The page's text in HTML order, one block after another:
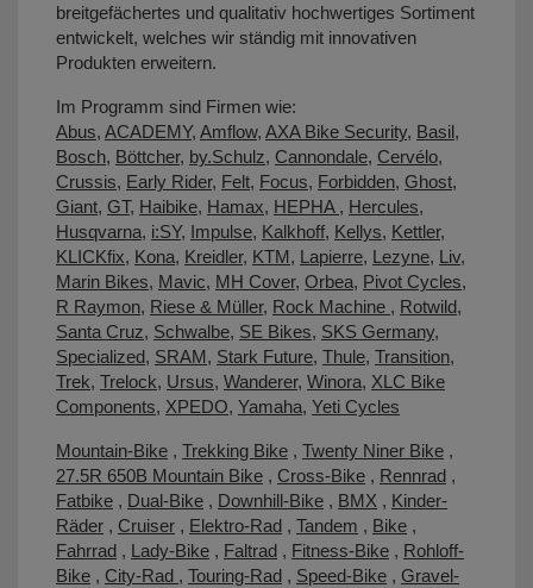
breitgefächertes und qualitativ hochwertiges Sortiment
entwickelt, welches wir ständig mit innovativen
Produkten erweitern.
Im Programm sind Firmen wie:
Abus, ACADEMY, Amflow, AXA Bike Security, Basil,
Bosch, Böttcher, by.Schulz, Cannondale, Cervélo,
Crussis, Early Rider, Felt, Focus, Forbidden, Ghost,
Giant, GT, Haibike, Hamax, HEPHA , Hercules,
Husqvarna, i:SY, Impulse, Kalkhoff, Kellys, Kettler,
KLICKfix, Kona, Kreidler, KTM, Lapierre, Lezyne, Liv,
Marin Bikes, Mavic, MH Cover, Orbea, Pivot Cycles,
R Raymon, Riese & Müller, Rock Machine , Rotwild,
Santa Cruz, Schwalbe, SE Bikes, SKS Germany,
Specialized, SRAM, Stark Future, Thule, Transition,
Trek, Trelock, Ursus, Wanderer, Winora, XLC Bike
Components, XPEDO, Yamaha, Yeti Cycles
Mountain-Bike , Trekking Bike , Twenty Niner Bike ,
27.5R 650B Mountain Bike , Cross-Bike , Rennrad ,
Fatbike , Dual-Bike , Downhill-Bike , BMX , Kinder-
Räder , Cruiser , Elektro-Rad , Tandem , Bike ,
Fahrrad , Lady-Bike , Faltrad , Fitness-Bike , Rohloff-
Bike , City-Rad , Touring-Rad , Speed-Bike , Gravel-